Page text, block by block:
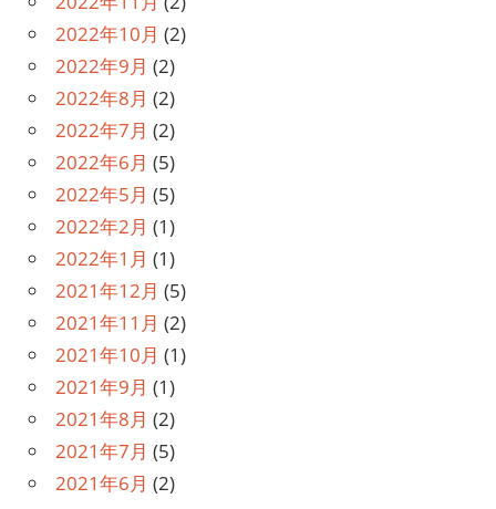
2022年10月 (2)
2022年9月 (2)
2022年8月 (2)
2022年7月 (2)
2022年6月 (5)
2022年5月 (5)
2022年2月 (1)
2022年1月 (1)
2021年12月 (5)
2021年11月 (2)
2021年10月 (1)
2021年9月 (1)
2021年8月 (2)
2021年7月 (5)
2021年6月 (2)